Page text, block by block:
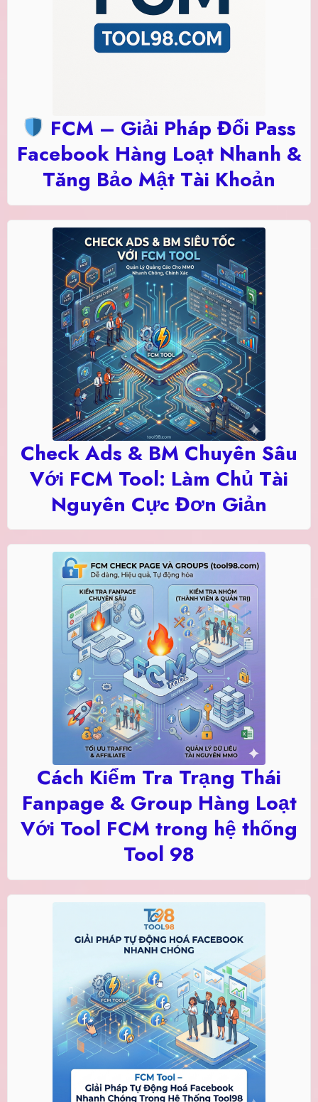
FCM – Giải Pháp Đổi Pass
Facebook Hàng Loạt Nhanh &
Tăng Bảo Mật Tài Khoản
Check Ads & BM Chuyên Sâu
Với FCM Tool: Làm Chủ Tài
Nguyên Cực Đơn Giản
Cách Kiểm Tra Trạng Thái
Fanpage & Group Hàng Loạt
Với Tool FCM trong hệ thống
Tool 98